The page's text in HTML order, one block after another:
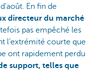
En fin de
directeur du marché
pas empêché les
l’extrémité courte que
ont rapidement perdu
support, telles que